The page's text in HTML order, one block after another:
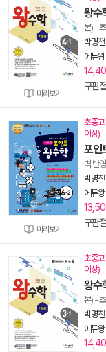
미리보기
왕수
본) -
박명전
에듀왕|
구판
미리보기
초중고
이상)
포인
벽 반영
박명전
에듀왕|
구판
초중고
이상)
왕수
본) -
박명전
에듀왕|